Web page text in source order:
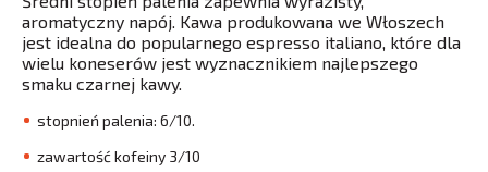
aromatyczny napój. Kawa produkowana we Włoszech
jest idealna do popularnego espresso italiano, które dla
wielu koneserów jest wyznacznikiem najlepszego
smaku czarnej kawy.
stopnień palenia: 6/10.
zawartość kofeiny 3/10